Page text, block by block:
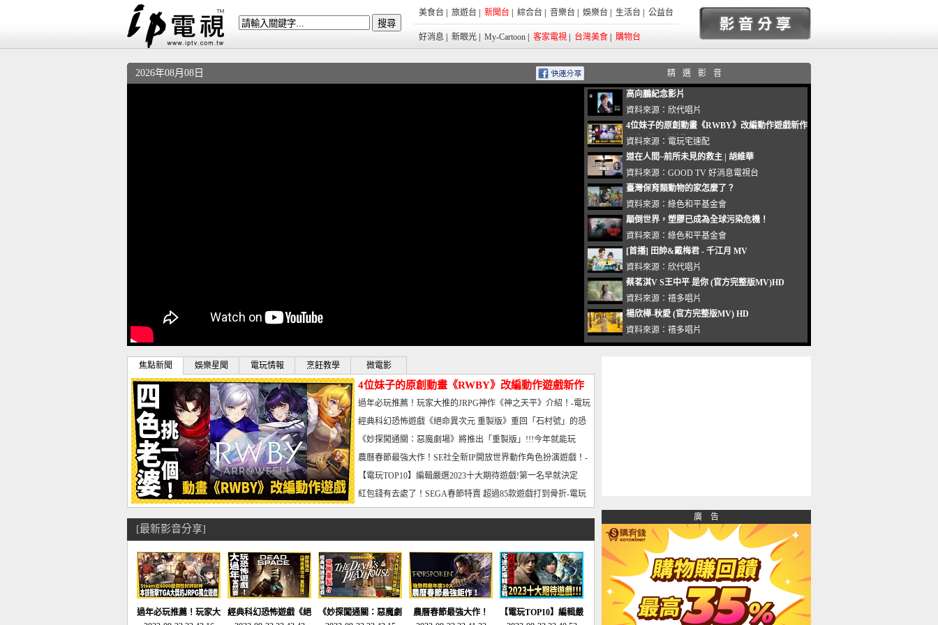
美食台 旅遊台 新聞台 綜合台 音樂台 娛樂台 生活台 公益台
好消息 新眼光 My-Cartoon 客家電視 台灣美食 購物台
2026年08月08日 精選影音
高向鵬紀念影片
資料來源： 欣代唱片
4位妹子的原創動畫《RWBY》改編動作遊戲新作
曝光_電玩宅速配20221102
資料來源： 電玩宅速配
道在人間~前所未見的救主 | 胡維華
資料來源： GOOD TV 好消息電視台
臺灣保育類動物的家怎麼了？
資料來源： 綠色和平基金會
顛倒世界，塑膠已成為全球污染危機！
資料來源： 綠色和平基金會
[首播] 田帥&戴梅君 - 千江月 MV
資料來源： 欣代唱片
蔡茗淇V S王中平 是你 (官方完整版MV)HD
資料來源： 禧多唱片
楊欣樺-秋愛 (官方完整版MV) HD
資料來源： 禧多唱片
焦點新聞 娛樂星聞 電玩情報 烹飪教學 微電影
4位妹子的原創動畫《RWBY》改編動作遊戲新作
曝光_電玩宅速配20221102
過年必玩推薦！玩家大推的JRPG神作《神之天平》介紹！-電玩
宅速配20230126
經典科幻恐怖遊戲《絕命異次元 重製版》重回「石村號」的恐
懼體驗-電玩宅速配20230125
《妙探闖通關：惡魔劇場》將推出「重製版」!!!今年就能玩
到!!-電玩宅速配20230124
農曆春節最強大作！SE社全新IP開放世界動作角色扮演遊戲！-
電玩宅速配20230123
【電玩TOP10】編輯嚴選2023十大期待遊戲!第一名早就決定
了，封面圖直接雷你!-電玩宅速配20230120
紅包錢有去處了！SEGA春節特賣 超過85款遊戲打到骨折-電玩
宅速配20230119
[最新影音分享]
過年必玩推薦！玩家大
經典科幻恐怖遊戲《絕
《妙探闖通關：惡魔劇
農曆春節最強大作！
【電玩TOP10】編輯嚴
廣 告